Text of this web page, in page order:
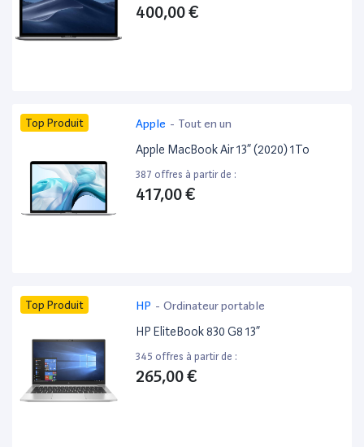
400,00 €
Top Produit Apple - Tout en un
Apple MacBook Air 13” (2020) 1To
387 offres à partir de :
417,00 €
Top Produit HP - Ordinateur portable
HP EliteBook 830 G8 13”
345 offres à partir de :
265,00 €